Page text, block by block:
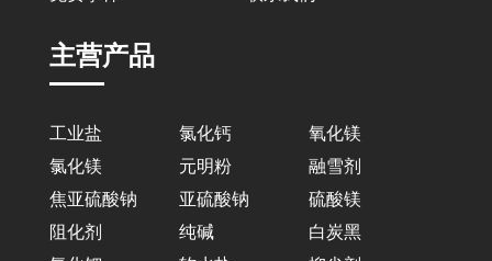
主营产品
工业盐 氯化钙
氧化镁
氯化镁
元明粉
融雪剂
焦亚硫酸钠
亚硫酸钠
硫酸镁
阻化剂
纯碱
白炭黑